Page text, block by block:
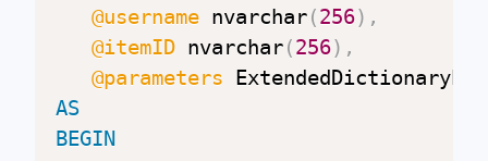
@username nvarchar(256) ,
@itemID nvarchar(256) ,
@parameters
AS
BEGIN